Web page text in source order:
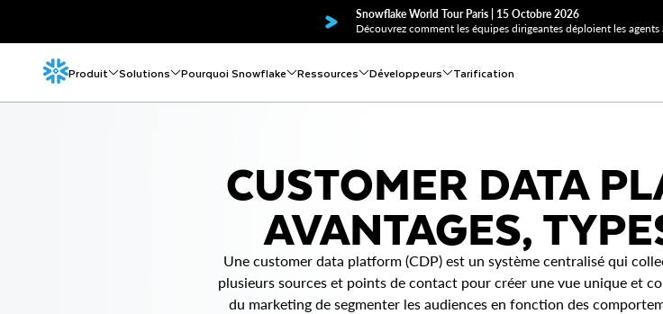
Snowflake World Tour Paris | 15 Octobre 2026
Découvrez comment les équipes dirigeantes déploient les agents
Produit Solutions Pourquoi Snowflake Ressources Développeurs Tarification
CUSTOMER DATA
AVANTAGES,
Une customer data platform (CDP) est un système centralisé qui
plusieurs sources et points de contact pour créer une vue unique et
du marketing de segmenter les audiences en fonction des